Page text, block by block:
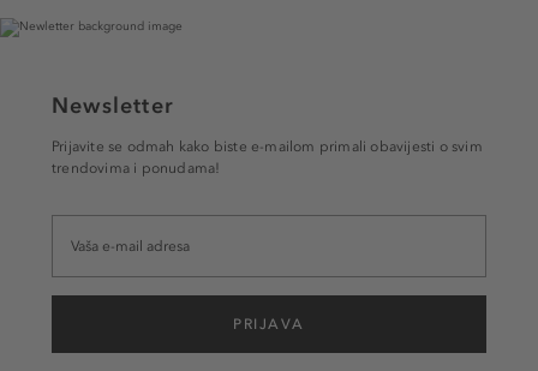
Newsletter
Prijavite se odmah kako biste e-mailom primali obavijesti o svim
trendovima i ponudama!
PRIJAVA